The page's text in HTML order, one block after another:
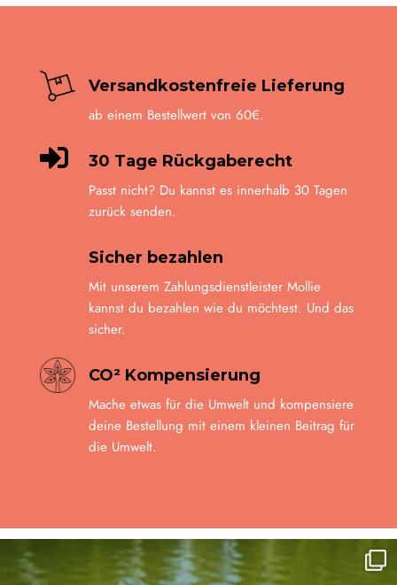
der
Versandkostenfreie Lieferung
ab einem Bestellwert von 60€.

30 Tage Rückgaberecht
Passt nicht? Du kannst es innerhalb 30 Tagen
zurück senden.
Sicher bezahlen
Mit unserem Zahlungsdienstleister Mollie
kannst du bezahlen wie du möchtest. Und das
sicher.
CO² Kompensierung
Mache etwas für die Umwelt und kompensiere
deine Bestellung mit einem kleinen Beitrag für
die Umwelt.